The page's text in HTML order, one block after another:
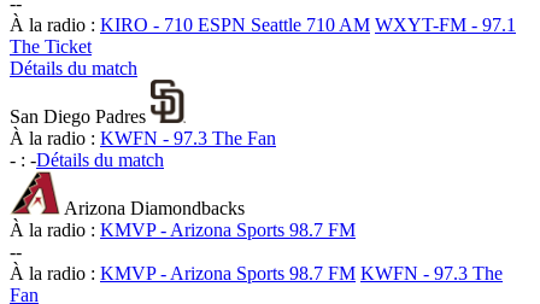
À la radio : KIRO - 710 ESPN Seattle 710 AM WXYT-FM - 97.1
The Ticket
Détails du match
San Diego Padres
À la radio : KWFN - 97.3 The Fan
- : -Détails du match
Arizona Diamondbacks
À la radio : KMVP - Arizona Sports 98.7 FM
--
À la radio : KMVP - Arizona Sports 98.7 FM KWFN - 97.3 The
Fan